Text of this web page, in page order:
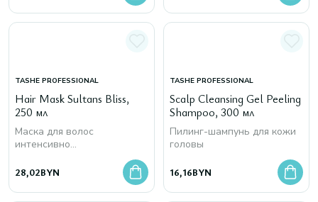
TASHE PROFESSIONAL
Hair Mask Sultans Bliss,
250 мл
Маска для волос
интенсивно
28,02BYN
TASHE PROFESSIONAL
Scalp Cleansing Gel Peeling
Shampoo, 300 мл
Пилинг-шампунь для кожи
головы
16,16BYN